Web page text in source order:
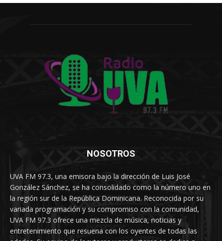
NOSOTROS
UVA FM 97.3, una emisora bajo la dirección de Luis José
González Sánchez, se ha consolidado como la número uno en
la región sur de la República Dominicana. Reconocida por su
variada programación y su compromiso con la comunidad,
UVA FM 97.3 ofrece una mezcla de música, noticias y
entretenimiento que resuena con los oyentes de todas las